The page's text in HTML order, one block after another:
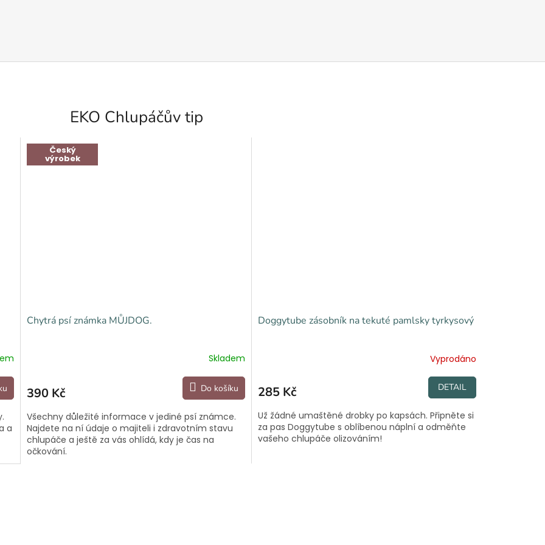
EKO Chlupáčův tip
a
Český
výrobek
Chytrá psí známka MŮJDOG.
Skladem
390 Kč Do košíku
Všechny důležité informace v jediné psí známce.
Najdete na ní údaje o majiteli i zdravotním stavu
chlupáče a ještě za vás ohlídá, kdy je čas na
očkování.
Doggytube zásobník na tekuté pamlsky tyrkysový
Vyprodáno
285 Kč DETAIL
Už žádné umaštěné drobky po kapsách. Připněte si
za pas Doggytube s oblíbenou náplní a odměňte
vašeho chlupáče olizováním!